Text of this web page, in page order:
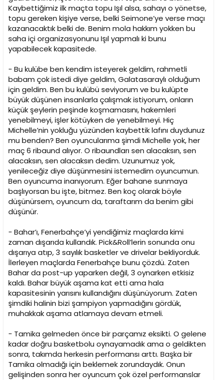
Kaybettiğimiz ilk maçta topu Işıl alsa, sahayı o yönetse,
topu gereken kişiye verse, belki Seimone’ye verse maçı
kazanacaktık belki de. Benim mola hakkım yokken bu
saha içi organizasyonunu Işıl yapmalı ki bunu
yapabilecek kapasitede.
- Bu kulübe ben kendim isteyerek geldim, rahmetli
babam çok istedi diye geldim, Galatasaraylı olduğum
için geldim. Ben bu kulübü seviyorum ve bu kulüpte
büyük düşünen insanlarla çalışmak istiyorum, onların
küçük şeylerin peşinde koşmamasını, hakemleri
yenebilmeyi, işler kötüyken de yenebilmeyi. Hiç
Michelle’nin yokluğu yüzünden kaybettik lafını duydunuz
mu benden? Ben oyuncularıma şimdi Michelle yok, her
maç 6 ribaund alıyor. O ribaundları sen alacaksın, sen
alacaksın, sen alacaksın dedim. Uzunumuz yok,
yenileceğiz diye düşünmesini istemedim oyuncumun.
Ben oyuncuma inanıyorum. Eğer bahane sunmaya
başlıyorsan bu işte, bitmez. Ben koç olarak böyle
düşünürsem, oyuncum da, taraftarım da benim gibi
düşünür.
- Bahar’ı, Fenerbahçe’yi yendiğimiz maçlarda kimi
zaman dışarıda kullandık. Pick&Roll’lerin sonunda onu
dışarıya atıp, 3 sayılık basketler ve drivelar bekliyorduk.
İlerleyen maçlarda Fenerbahçe bunu çözdü. Zaten
Bahar da post-up yaparken değil, 3 oynarken etkisiz
kaldı. Bahar büyük aşama kat etti ama hala
kapasitesinin yarısını kullandığını düşünüyorum. Zaten
şimdiki halinin bizi şampiyon yapmadığını gördük,
muhakkak aşama atlamaya devam etmeli.
- Tamika gelmeden önce bir parçamız eksikti. O gelene
kadar doğru basketbolu oynayamadık ama o geldikten
sonra, takımda herkesin performansı arttı. Başka bir
Tamika olmadığı için beklemek zorundaydık. Onun
gelişinden sonra her oyuncum çok özel performanslar